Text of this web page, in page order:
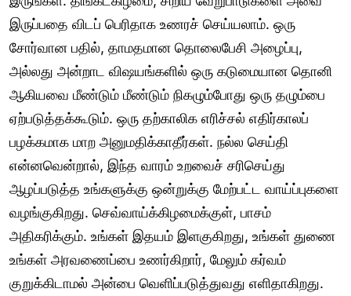
இருப்பதை விடப் பெரிதாக உணரச் செய்யலாம். ஒரு
சோர்வான பதில், தாமதமான தொலைபேசி அழைப்பு,
அல்லது அன்றாட விஷயங்களில் ஒரு கடுமையான தொனி
ஆகியவை மீண்டும் மீண்டும் நிகழும்போது ஒரு தழும்பை
ஏற்படுத்தக்கூடும். ஒரு தற்காலிக எரிச்சல் எதிர்காலப்
பழக்கமாக மாற அனுமதிக்காதீர்கள். நல்ல செய்தி
என்னவென்றால், இந்த வாரம் உறவைச் சரிசெய்து
ஆழப்படுத்த உங்களுக்கு ஒன்றுக்கு மேற்பட்ட வாய்ப்புகளை
வழங்குகிறது. செவ்வாய்க்கிழமைக்குள், பாசம்
அதிகரிக்கும். உங்கள் இதயம் இளகுகிறது, உங்கள் துணை
உங்கள் அரவணைப்பை உணர்கிறார், மேலும் கர்வம்
குறுக்கிடாமல் அன்பை வெளிப்படுத்துவது எளிதாகிறது.